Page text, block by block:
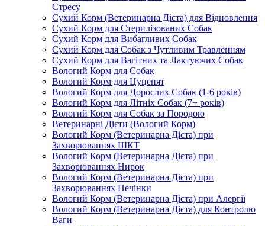
Стресу
Сухий Корм (Ветеринарна Дієта) для Відновлення
Сухий Корм для Стерилізованих Собак
Сухий Корм для Вибагливих Собак
Сухий Корм для Собак з Чутливим Травленням
Сухий Корм для Вагітних та Лактуючих Собак
Вологий Корм для Собак
Вологий Корм для Цуценят
Вологий Корм для Дорослих Собак (1-6 років)
Вологий Корм для Літніх Собак (7+ років)
Вологий Корм для Собак за Породою
Ветеринарні Дієти (Вологий Корм)
Вологий Корм (Ветеринарна Дієта) при
Захворюваннях ШКТ
Вологий Корм (Ветеринарна Дієта) при
Захворюваннях Нирок
Вологий Корм (Ветеринарна Дієта) при
Захворюваннях Печінки
Вологий Корм (Ветеринарна Дієта) при Алергії
Вологий Корм (Ветеринарна Дієта) для Контролю
Ваги